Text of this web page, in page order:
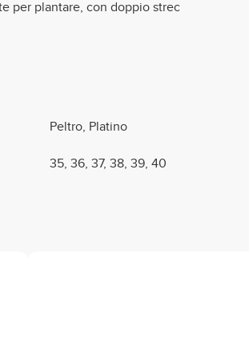
per plantare, con doppio strec
Peltro, Platino
35, 36, 37, 38, 39, 40